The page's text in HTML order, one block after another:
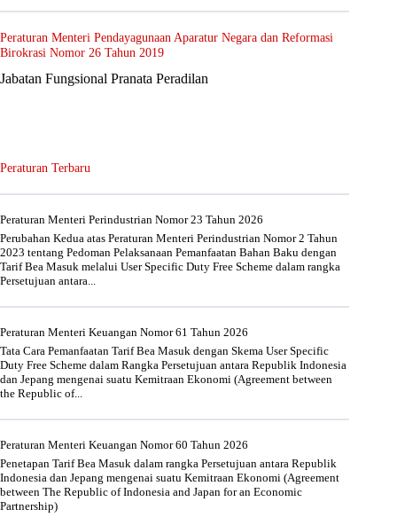
Peraturan Menteri Pendayagunaan Aparatur Negara dan Reformasi
Birokrasi Nomor 26 Tahun 2019
Jabatan Fungsional Pranata Peradilan
Peraturan Terbaru
Peraturan Menteri Perindustrian Nomor 23 Tahun 2026
Perubahan Kedua atas Peraturan Menteri Perindustrian Nomor 2 Tahun
2023 tentang Pedoman Pelaksanaan Pemanfaatan Bahan Baku dengan
Tarif Bea Masuk melalui User Specific Duty Free Scheme dalam rangka
Persetujuan antara...
Peraturan Menteri Keuangan Nomor 61 Tahun 2026
Tata Cara Pemanfaatan Tarif Bea Masuk dengan Skema User Specific
Duty Free Scheme dalam Rangka Persetujuan antara Republik Indonesia
dan Jepang mengenai suatu Kemitraan Ekonomi (Agreement between
the Republic of...
Peraturan Menteri Keuangan Nomor 60 Tahun 2026
Penetapan Tarif Bea Masuk dalam rangka Persetujuan antara Republik
Indonesia dan Jepang mengenai suatu Kemitraan Ekonomi (Agreement
between The Republic of Indonesia and Japan for an Economic
Partnership)